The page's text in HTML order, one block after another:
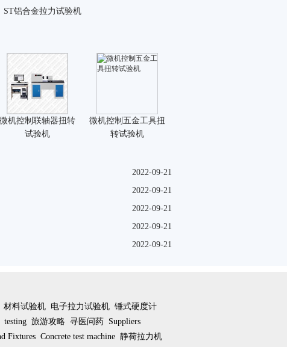
ST铝合金拉力试验机
微机控制联轴器扭转
试验机
微机控制五金工具扭
转试验机
2022-09-21
2022-09-21
2022-09-21
2022-09-21
2022-09-21
材料试验机 电子拉力试验机 锤式硬度计
testing 旅游攻略 寻医问药 Suppliers
Fixtures Concrete test machine 静荷拉力机